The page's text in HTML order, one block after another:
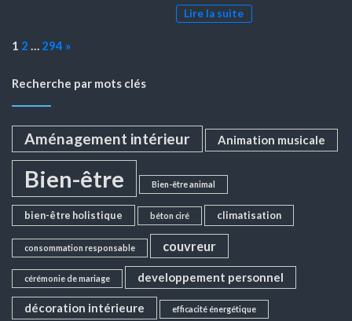
Lire la suite
Page:
1 2 … 294 Next
»
Recherche par mots clés
Aménagement intérieur Animation musicale
Bien-être Bien-être animal
bien-être holistique béton ciré climatisation
consommation responsable couvreur
cérémonie de mariage developpement personnel
décoration intérieure efficacité énergétique